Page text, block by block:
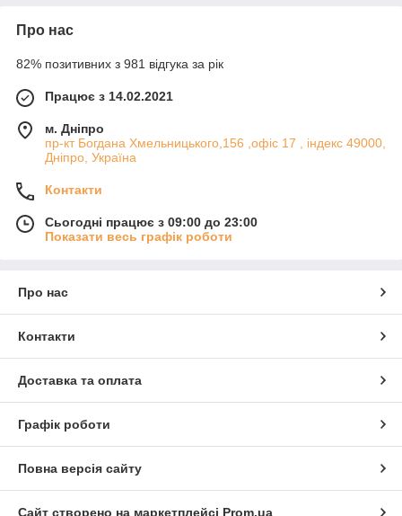
Про нас
82% позитивних з 981 відгука за рік
Працює з 14.02.2021
м. Дніпро
пр-кт Богдана Хмельницького,156 ,офіс 17 , індекс 49000,
Дніпро, Україна
Контакти
Сьогодні працює з 09:00 до 23:00
Показати весь графік роботи
Про нас
Контакти
Доставка та оплата
Графік роботи
Повна версія сайту
Сайт створено на маркетплейсі Prom.ua